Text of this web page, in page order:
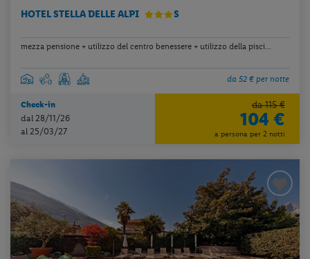
HOTEL STELLA DELLE ALPI S
mezza pensione + utilizzo del centro benessere + utilizzo della pisci...
da 52 € per notte
Check-in
dal 28/11/26
al 25/03/27
da 115 €
104 €
a persona per 2 notti